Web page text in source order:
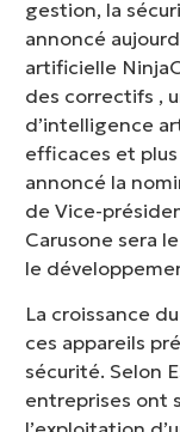
gestion, la
annoncé
artificielle
des correctifs ,
d’intelligence
efficaces et
annoncé la
de Vice-
Carusone sera
le
La croissance
ces appareils
sécurité. Selon
entreprises ont